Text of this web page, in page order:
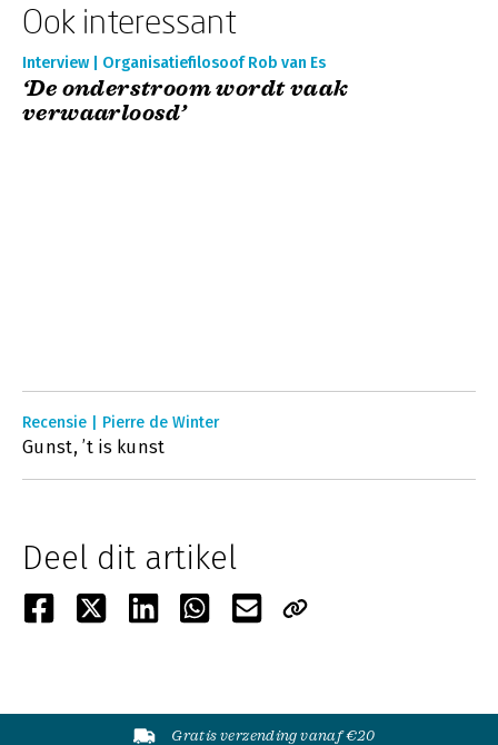
Ook interessant
Interview | Organisatiefilosoof Rob van Es
‘De onderstroom wordt vaak
verwaarloosd’
Recensie | Pierre de Winter
Gunst, ’t is kunst
Deel dit artikel
Gratis verzending vanaf €20